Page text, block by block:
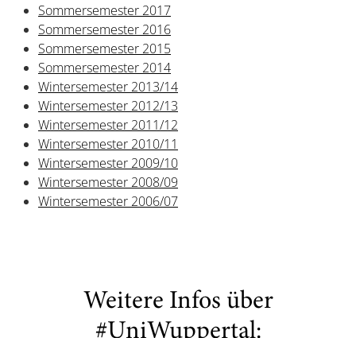
Sommersemester 2017
Sommersemester 2016
Sommersemester 2015
Sommersemester 2014
Wintersemester 2013/14
Wintersemester 2012/13
Wintersemester 2011/12
Wintersemester 2010/11
Wintersemester 2009/10
Wintersemester 2008/09
Wintersemester 2006/07
Weitere Infos über
#UniWuppertal: